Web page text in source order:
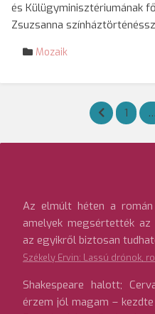
és Külügyminisztériumának
Zsuzsanna
Mozaik
Bejegyzések
lapozása
1 …
Az elmúlt héten a
amelyek megsértették
az egyikről biztosan
Székely Ervin: Lassú drónok,
Shakespeare halott;
érzem jól magam –